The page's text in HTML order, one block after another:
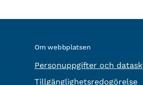
Om webbplatsen
Personuppgifter och
Tillgänglighetsredogörelse